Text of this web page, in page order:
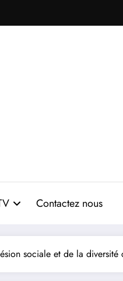
Contactez nous
sociale et de la